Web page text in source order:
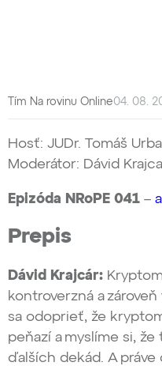
Tím Na rovinu Online04. 08.
Hosť: JUDr. Tomáš
Moderátor: Dávid
Epizóda NRoPE 041 –
Prepis
Dávid Krajcár:
kontroverzná a
sa odoprieť, že
peňazí a myslíme si,
ďalších dekád. A práve